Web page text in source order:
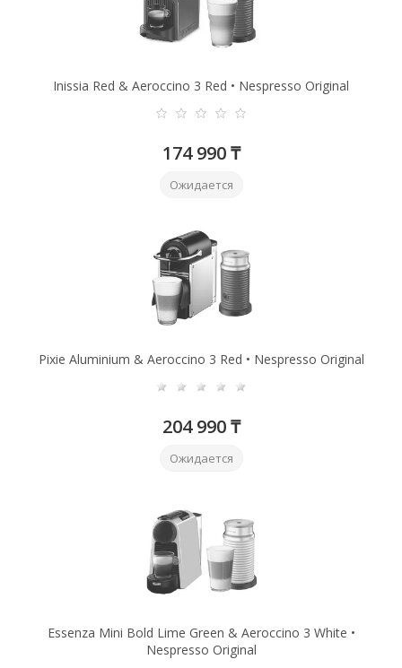
Inissia Red & Aeroccino 3 Red • Nespresso Original
174 990 ₸
Ожидается
Pixie Aluminium & Aeroccino 3 Red • Nespresso Original
204 990 ₸
Ожидается
Essenza Mini Bold Lime Green & Aeroccino 3 White •
Nespresso Original